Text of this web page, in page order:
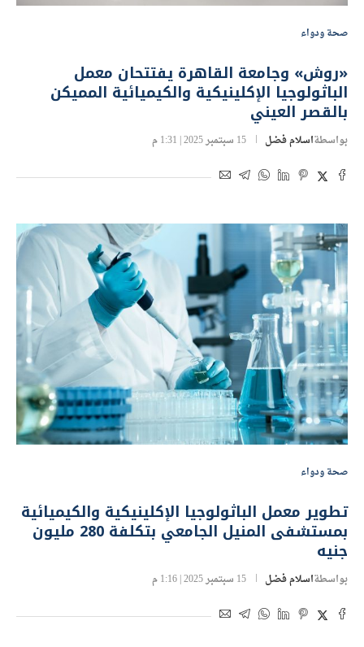
صحة ودواء
«روش» وجامعة القاهرة يفتتحان معمل
الباثولوجيا الإكلينيكية والكيميائية المميكن
بالقصر العيني
بواسطةاسلام فضل 15 سبتمبر 2025 | 1:31 م
صحة ودواء
تطوير معمل الباثولوجيا الإكلينيكية والكيميائية
بمستشفى المنيل الجامعي بتكلفة 280 مليون
جنيه
بواسطةاسلام فضل 15 سبتمبر 2025 | 1:16 م